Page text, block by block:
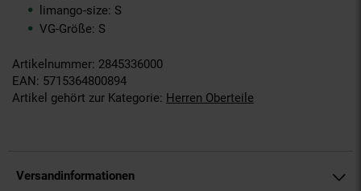
limango-size: S
VG-Größe: S
Artikelnummer: 2845336000
EAN: 5715364800894
Artikel gehört zur Kategorie: Herren Oberteile
Versandinformationen